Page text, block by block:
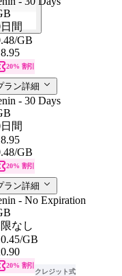
間
/GB
20% 割引
ラン詳細
- 30 Days
間
/GB
20% 割引
ラン詳細
- No Expiration
なし
/GB
20% 割引
クレジット式